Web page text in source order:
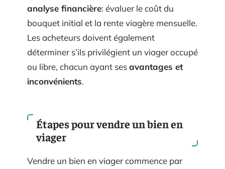
analyse financière: évaluer le coût du
bouquet initial et la rente viagère mensuelle.
Les acheteurs doivent également
déterminer s’ils privilégient un viager occupé
ou libre, chacun ayant sesavantages et
inconvénients.
Étapes pour vendre un bien en
viager
Vendre un bien en viager commence par